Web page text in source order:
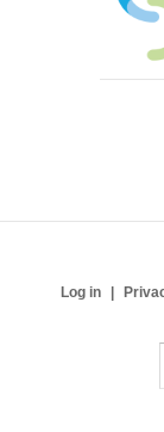
Log in